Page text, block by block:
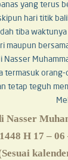
yang terus
hari titik
tiba
maupun
Nasser
termasuk
tetap teguh
Nasser
H 17 – 06